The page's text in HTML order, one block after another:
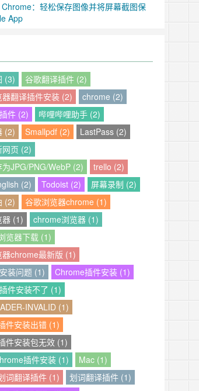
：轻松保存图像并将屏幕截图保
App
(3)
谷歌翻译插件 (2)
翻译插件安装 (2)
chrome (2)
件 (2)
哔哩哔哩助手 (2)
(2)
Smallpdf (2)
LastPass (2)
网页 (2)
为JPG/PNG/WebP (2)
trello (2)
(2)
Todoist (2)
屏幕录制 (2)
(2)
谷歌浏览器chrome (1)
器 (1)
chrome浏览器 (1)
览器下载 (1)
器chrome最新版 (1)
装问题 (1)
Chrome插件安装 (1)
件安装不了 (1)
INVALID (1)
件安装出错 (1)
件安装包无效 (1)
插件安装 (1)
Mac (1)
词翻译插件 (1)
划词翻译插件 (1)